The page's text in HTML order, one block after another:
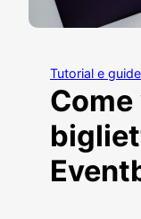
Tutorial e guide